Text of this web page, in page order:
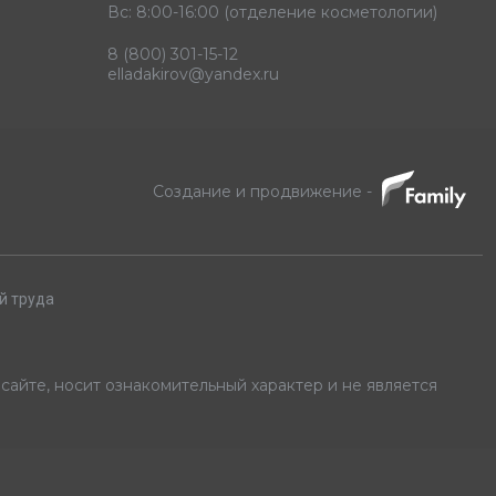
Вс: 8:00-16:00 (отделение косметологии)
8 (800) 301-15-12
elladakirov@yandex.ru
Создание и продвижение -
труда
носит ознакомительный характер и не является